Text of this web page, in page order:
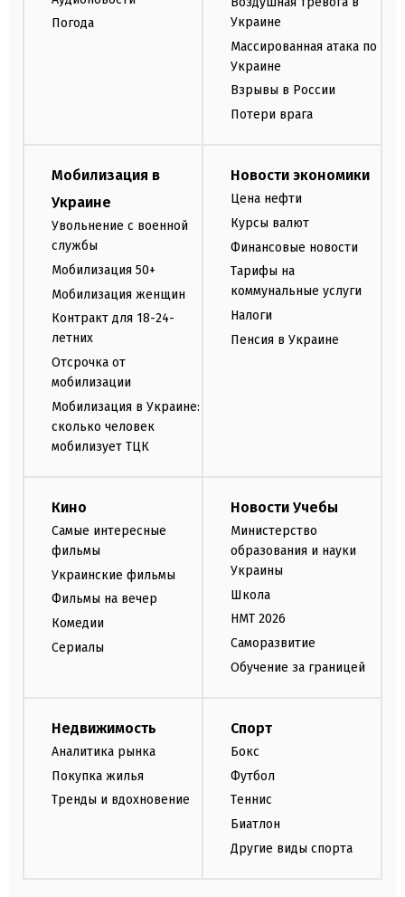
Погода
Украине
Массированная атака по
Украине
Взрывы в России
Потери врага
Мобилизация в
Украине
Увольнение с военной
службы
Мобилизация 50+
Мобилизация женщин
Контракт для 18-24-
летних
Отсрочка от
мобилизации
Мобилизация в Украине:
сколько человек
мобилизует ТЦК
Новости экономики
Цена нефти
Курсы валют
Финансовые новости
Тарифы на
коммунальные услуги
Налоги
Пенсия в Украине
Кино
Самые интересные
фильмы
Украинские фильмы
Фильмы на вечер
Комедии
Сериалы
Новости Учебы
Министерство
образования и науки
Украины
Школа
НМТ 2026
Саморазвитие
Обучение за границей
Недвижимость
Аналитика рынка
Покупка жилья
Тренды и вдохновение
Спорт
Бокс
Футбол
Теннис
Биатлон
Другие виды спорта